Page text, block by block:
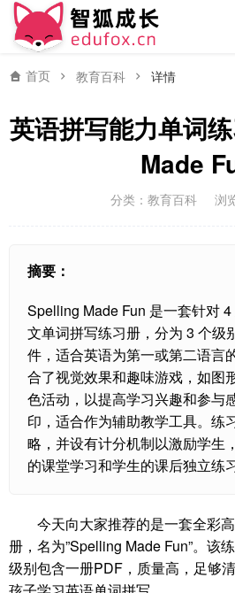
首页 教育百科 详情
英语拼写能力单词
Made
分类： 教育百科 浏
摘要：
Spelling Made Fun 是一套针对
文单词拼写练习册，分为 3 个级
件，适合英语为第一或第二语言
合了视觉效果和趣味游戏，如图
色活动，以提高学习兴趣和参与
印，适合作为辅助教学工具。练
略，并设有计分机制以激励学生
的课堂学习和学生的课后独立练习
今天向大家推荐的是一套全彩
册，名为”Spelling Made Fun”。该
级别包含一册PDF，质量高，足够